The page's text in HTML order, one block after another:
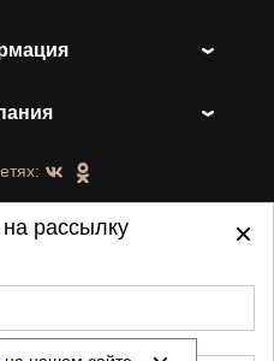
- все права
рассылку